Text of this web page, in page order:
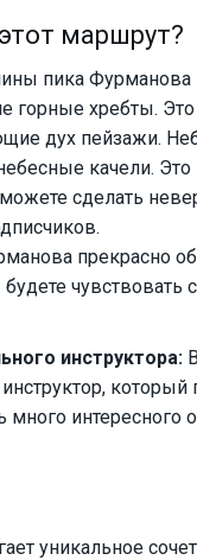
маршрут?
пика
хребты. Это
дух пейзажи.
качели.
сделать
прекрасно
чувствовать
инструктора:
который
интересного
уникальное